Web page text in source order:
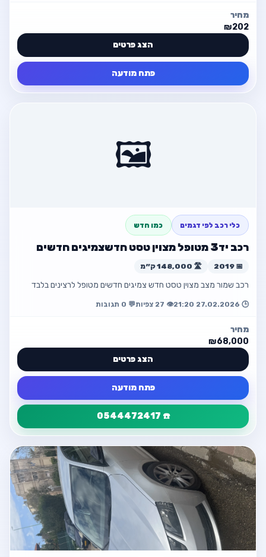
מחיר
₪202
הצג פרטים
פתח מודעה
פרטי קשר מלאים בתוך המודעה
חזור למודעה
🖼️
כלי רכב לפי דגמים כמו חדש
רכב יד3 מטופל מצוין טסט חדשצמיגים חדשים
📅 2019 🛣️ 148,000 ק״מ
רכב שמור מצב מצוין טסט חדש צמיגים חדשים מטופל לרצינים בלבד
🕒 27.02.2026 21:20 👁️ 27 צפיות 💬 0 תגובות
מחיר
₪68,000
הצג פרטים
פתח מודעה
☎️ 0544472417
פרטי המודעה
רכב יד3 מטופל מצוין טסט חדשצמיגים
חדשים
חזור
💰 ₪68,000